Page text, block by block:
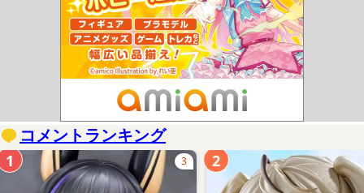
コメントランキング
3
1 2